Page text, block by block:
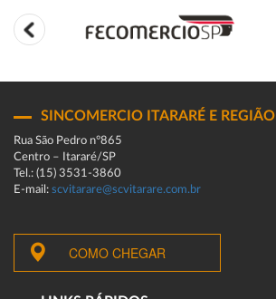
SINCOMERCIO ITARARÉ E REGIÃO
Rua São Pedro n°865
Centro – Itararé/SP
Tel.: (15) 3531-3860
E-mail: scvitarare@scvitarare.com.br
COMO CHEGAR